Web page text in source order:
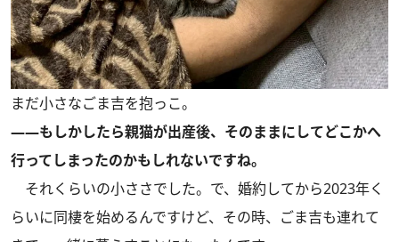
まだ小さなごま吉を抱っこ。
――もしかしたら親猫が出産後、そのままにしてどこかへ
行ってしまったのかもしれないですね。
それくらいの小ささでした。で、婚約してから2023年く
らいに同棲を始めるんですけど、その時、ごま吉も連れて